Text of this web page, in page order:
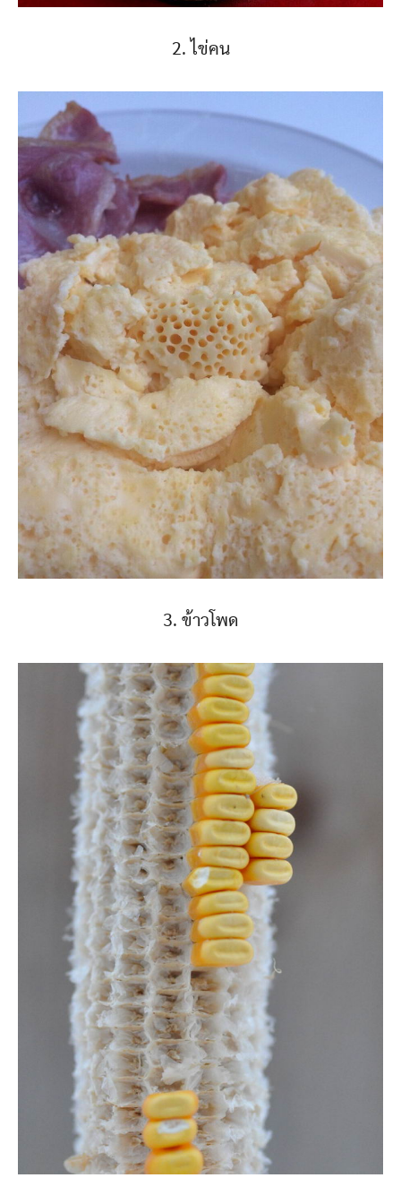
2. ไข่คน
3. ข้าวโพด